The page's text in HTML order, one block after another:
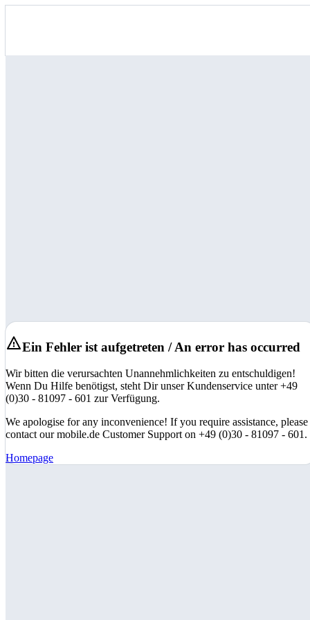
Ein Fehler ist aufgetreten / An error has occurred
Wir bitten die verursachten Unannehmlichkeiten zu entschuldigen!
Wenn Du Hilfe benötigst, steht Dir unser Kundenservice unter +49
(0)30 - 81097 - 601 zur Verfügung.
We apologise for any inconvenience! If you require assistance, please
contact our mobile.de Customer Support on +49 (0)30 - 81097 - 601.
Homepage